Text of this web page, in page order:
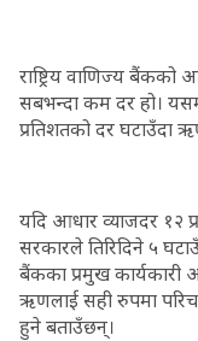
राष्ट्रिय वाणिज्य बैंकको
सबभन्दा कम दर हो।
प्रतिशतको दर घटाउँदा
यदि आधार व्याजदर १२
सरकारले तिरिदिने ५
बैंकका प्रमुख कार्यकारी
ऋणलाई सही रुपमा
हुने बताउँछन्।